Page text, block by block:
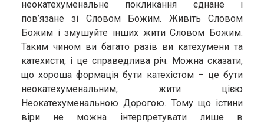
неокатехуменальне покликання єднане і
пов’язане зі Словом Божим. Живіть Словом
Божим і змушуйте інших жити Словом Божим.
Таким чином ви багато разів ви катехумени та
катехисти, і це справедлива річ. Можна сказати,
що хороша формація бути катехістом – це бути
неокатехуменальним, жити цією
Неокатехуменальною Дорогою. Тому що істини
віри не можна інтерпретувати лише в